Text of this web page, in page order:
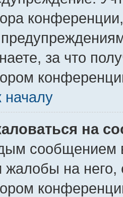
за что
началу
на
сообщением
жалобы на